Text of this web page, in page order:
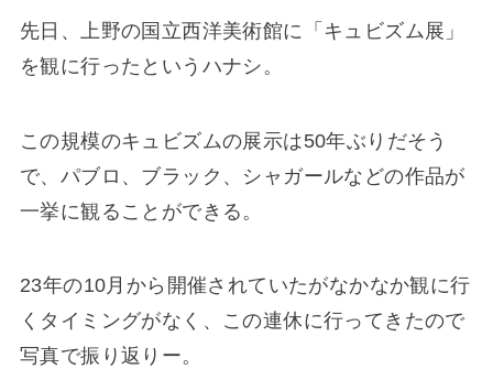
先日、上野の国立西洋美術館に「キュビズム展」
を観に行ったというハナシ。
この規模のキュビズムの展示は50年ぶりだそう
で、パブロ、ブラック、シャガールなどの作品が
一挙に観ることができる。
23年の10月から開催されていたがなかなか観に行
くタイミングがなく、この連休に行ってきたので
写真で振り返りー。